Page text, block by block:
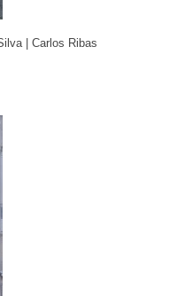
| Carlos Ribas